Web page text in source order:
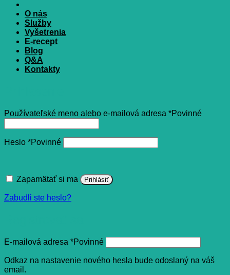
O nás
Služby
Vyšetrenia
E-recept
Blog
Q&A
Kontakty
Používateľské meno alebo e-mailová adresa *Povinné
Heslo *Povinné
Zapamätať si ma Prihlásiť
Zabudli ste heslo?
E-mailová adresa *Povinné
Odkaz na nastavenie nového hesla bude odoslaný na váš
email.